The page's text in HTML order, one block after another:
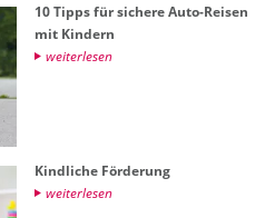
10 Tipps für si­che­re Auto-Rei­sen
mit Kin­dern
wei­ter­le­sen
Kind­li­che För­de­rung
wei­ter­le­sen